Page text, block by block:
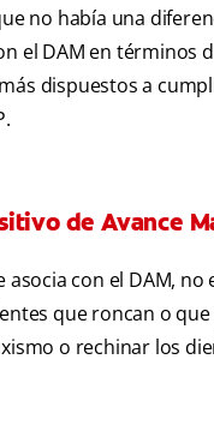
no había una
el DAM en términos
dispuestos a
de Avance
con el DAM,
que roncan o que
o rechinar los